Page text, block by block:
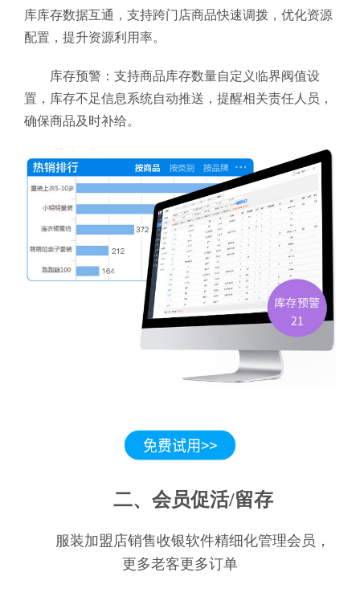
库库存数据互通，支持跨门店商品快速调拨，优化资源
配置，提升资源利用率。
库存预警：支持商品库存数量自定义临界阀值设
置，库存不足信息系统自动推送，提醒相关责任人员，
确保商品及时补给。
二、会员促活/留存
服装加盟店销售收银软件精细化管理会员，
更多老客更多订单